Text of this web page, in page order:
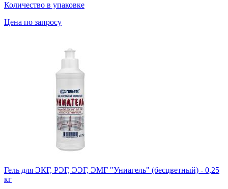
Количество в упаковке
Цена по запросу
Гель для ЭКГ, РЭГ, ЭЭГ, ЭМГ "Униагель" (бесцветный) - 0,25
кг